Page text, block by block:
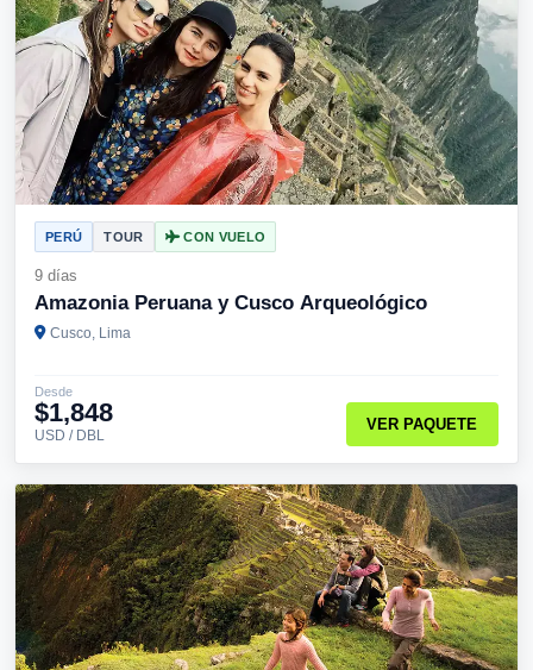
PERÚ TOUR CON VUELO
9 días
Amazonia Peruana y Cusco Arqueológico
Cusco, Lima
Desde
$1,848
USD / DBL
VER PAQUETE